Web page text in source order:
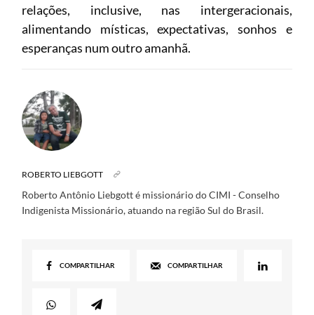
relações, inclusive, nas intergeracionais,
alimentando místicas, expectativas, sonhos e
esperanças num outro amanhã.
ROBERTO LIEBGOTT
Roberto Antônio Liebgott é missionário do CIMI - Conselho
Indigenista Missionário, atuando na região Sul do Brasil.
COMPARTILHAR COMPARTILHAR